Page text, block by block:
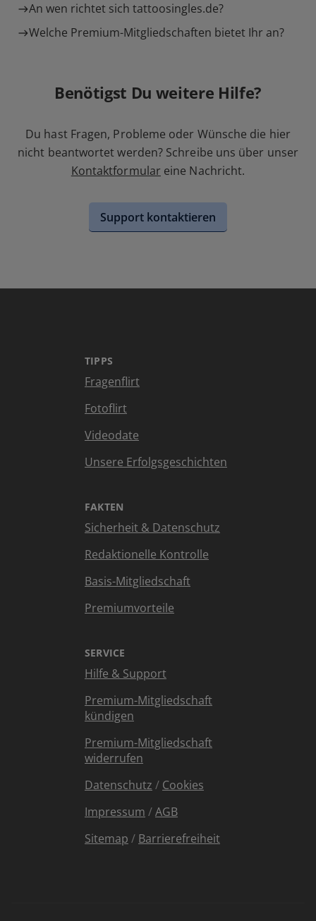
An wen richtet sich tattoosingles.de?
Welche Premium-Mitgliedschaften bietet Ihr an?
Benötigst Du weitere Hilfe?
Du hast Fragen, Probleme oder Wünsche die hier
nicht beantwortet werden? Schreibe uns über unser
Kontaktformular eine Nachricht.
Support kontaktieren
TIPPS
Fragenflirt
Fotoflirt
Videodate
Unsere Erfolgsgeschichten
FAKTEN
Sicherheit & Datenschutz
Redaktionelle Kontrolle
Basis-Mitgliedschaft
Premiumvorteile
SERVICE
Hilfe & Support
Premium-Mitgliedschaft
kündigen
Premium-Mitgliedschaft
widerrufen
Datenschutz / Cookies
Impressum /AGB
Sitemap / Barrierefreiheit